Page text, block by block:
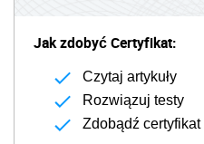
Jak zdobyć Certyfikat:
Czytaj artykuły
Rozwiązuj testy
Zdobądź certyfikat